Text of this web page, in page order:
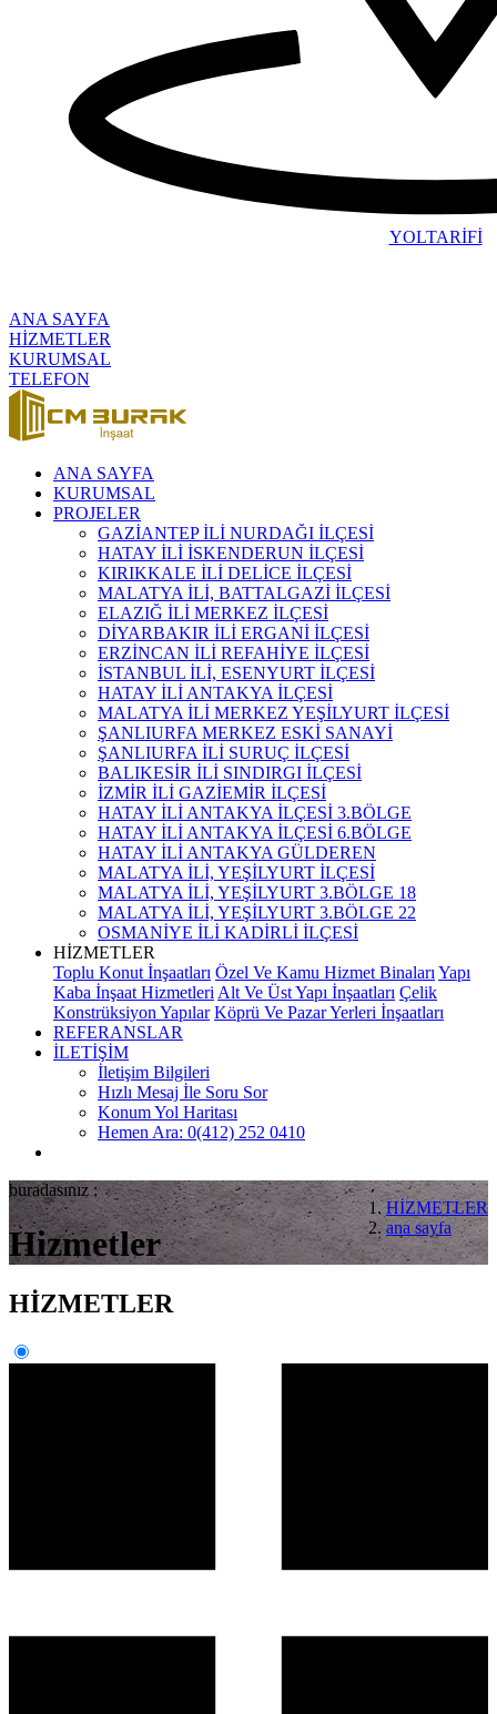
YOLTARİFİ
ANA SAYFA
HİZMETLER
KURUMSAL
TELEFON
ANA SAYFA
KURUMSAL
PROJELER
GAZİANTEP İLİ NURDAĞI İLÇESİ
HATAY İLİ İSKENDERUN İLÇESİ
KIRIKKALE İLİ DELİCE İLÇESİ
MALATYA İLİ, BATTALGAZİ İLÇESİ
ELAZIĞ İLİ MERKEZ İLÇESİ
DİYARBAKIR İLİ ERGANİ İLÇESİ
ERZİNCAN İLİ REFAHİYE İLÇESİ
İSTANBUL İLİ, ESENYURT İLÇESİ
HATAY İLİ ANTAKYA İLÇESİ
MALATYA İLİ MERKEZ YEŞİLYURT İLÇESİ
ŞANLIURFA MERKEZ ESKİ SANAYİ
ŞANLIURFA İLİ SURUÇ İLÇESİ
BALIKESİR İLİ SINDIRGI İLÇESİ
İZMİR İLİ GAZİEMİR İLÇESİ
HATAY İLİ ANTAKYA İLÇESİ 3.BÖLGE
HATAY İLİ ANTAKYA İLÇESİ 6.BÖLGE
HATAY İLİ ANTAKYA GÜLDEREN
MALATYA İLİ, YEŞİLYURT İLÇESİ
MALATYA İLİ, YEŞİLYURT 3.BÖLGE 18
MALATYA İLİ, YEŞİLYURT 3.BÖLGE 22
OSMANİYE İLİ KADİRLİ İLÇESİ
HİZMETLER
Toplu Konut İnşaatları Özel Ve Kamu Hizmet Binaları Yapı
Kaba İnşaat Hizmetleri Alt Ve Üst Yapı İnşaatları Çelik
Konstrüksiyon Yapılar Köprü Ve Pazar Yerleri İnşaatları
REFERANSLAR
İLETİŞİM
İletişim Bilgileri
Hızlı Mesaj İle Soru Sor
Konum Yol Haritası
Hemen Ara: 0(412) 252 0410
buradasınız :
HİZMETLER
ana sayfa
Hizmetler
HİZMETLER